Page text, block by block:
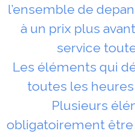
l’ensemble de
à un prix plus
service
Les éléments qui
toutes les
Plusieurs
obligatoirement